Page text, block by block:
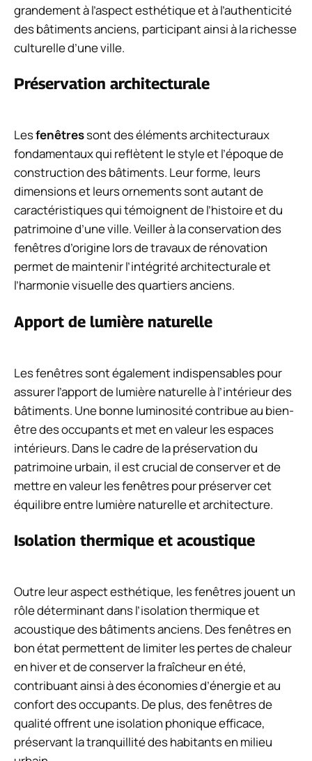
grandement à l’aspect esthétique et à l’authenticité
des bâtiments anciens, participant ainsi à la richesse
culturelle d’une ville.
Préservation architecturale
Lesfenêtressont des éléments architecturaux
fondamentaux qui reflètent le style et l’époque de
construction des bâtiments. Leur forme, leurs
dimensions et leurs ornements sont autant de
caractéristiques qui témoignent de l’histoire et du
patrimoine d’une ville. Veiller à la conservation des
fenêtres d’origine lors de travaux de rénovation
permet de maintenir l’intégrité architecturale et
l’harmonie visuelle des quartiers anciens.
Apport de lumière naturelle
Les fenêtres sont également indispensables pour
assurer l’apport de lumière naturelle à l’intérieur des
bâtiments. Une bonne luminosité contribue au bien-
être des occupants et met en valeur les espaces
intérieurs. Dans le cadre de la préservation du
patrimoine urbain, il est crucial de conserver et de
mettre en valeur les fenêtres pour préserver cet
équilibre entre lumière naturelle et architecture.
Isolation thermique et acoustique
Outre leur aspect esthétique, les fenêtres jouent un
rôle déterminant dans l’isolation thermique et
acoustique des bâtiments anciens. Des fenêtres en
bon état permettent de limiter les pertes de chaleur
en hiver et de conserver la fraîcheur en été,
contribuant ainsi à des économies d’énergie et au
confort des occupants. De plus, des fenêtres de
qualité offrent une isolation phonique efficace,
préservant la tranquillité des habitants en milieu